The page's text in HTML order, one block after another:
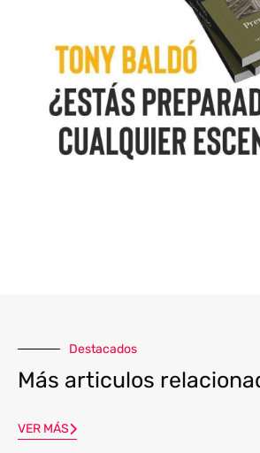
Destacados
Más articulos
VER MÁS